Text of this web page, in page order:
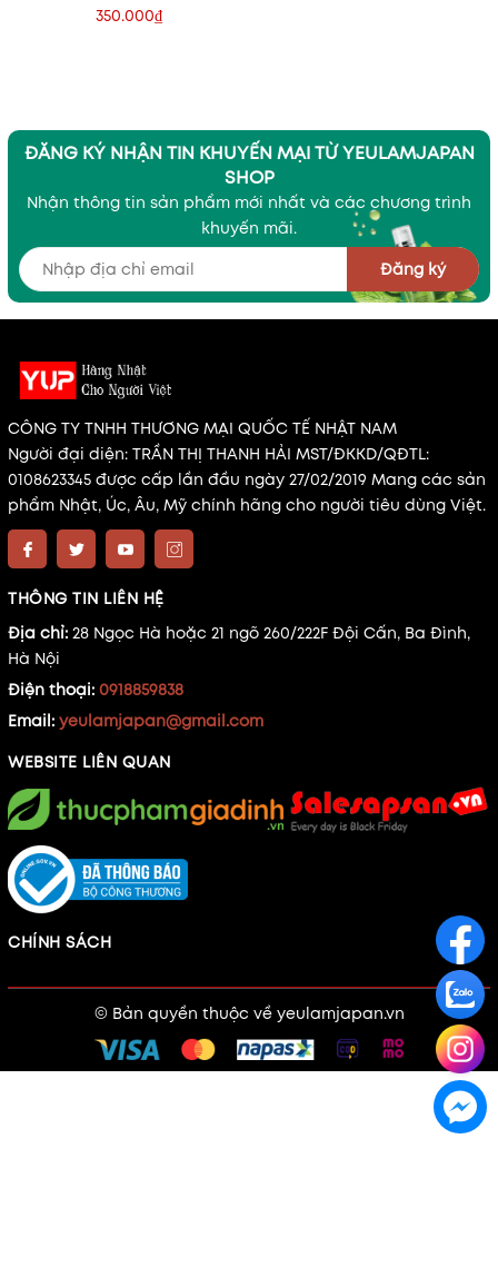
350.000₫
ĐĂNG KÝ NHẬN TIN KHUYẾN MẠI TỪ YEULAMJAPAN
SHOP
Nhận thông tin sản phẩm mới nhất và các chương trình
khuyến mãi.
Đăng ký
CÔNG TY TNHH THƯƠNG MẠI QUỐC TẾ NHẬT NAM
Người đại diện: TRẦN THỊ THANH HẢI MST/ĐKKD/QĐTL:
0108623345 được cấp lần đầu ngày 27/02/2019 Mang các sản
phẩm Nhật, Úc, Âu, Mỹ chính hãng cho người tiêu dùng Việt.
THÔNG TIN LIÊN HỆ
Địa chỉ: 28 Ngọc Hà hoặc 21 ngõ 260/222F Đội Cấn, Ba Đình,
Hà Nội
Điện thoại: 0918859838
Email: yeulamjapan@gmail.com
WEBSITE LIÊN QUAN
CHÍNH SÁCH
© Bản quyền thuộc về yeulamjapan.vn